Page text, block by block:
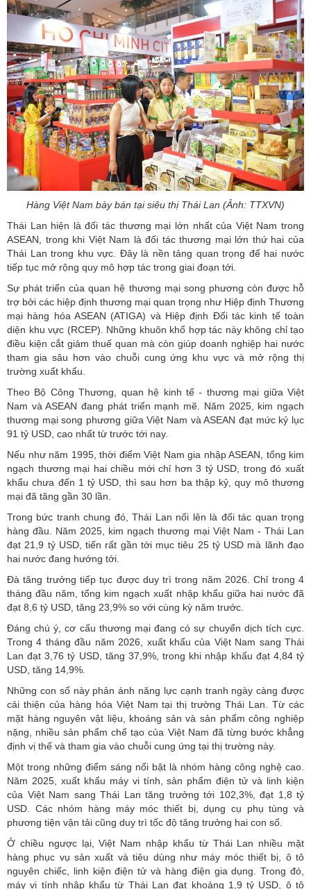
Hàng Việt Nam bày bán tại siêu thị Thái Lan (Ảnh: TTXVN)
Thái Lan hiện là đối tác thương mại lớn nhất của Việt Nam trong
ASEAN, trong khi Việt Nam là đối tác thương mại lớn thứ hai của
Thái Lan trong khu vực. Đây là nền tảng quan trọng để hai nước
tiếp tục mở rộng quy mô hợp tác trong giai đoạn tới.
Sự phát triển của quan hệ thương mại song phương còn được hỗ
trợ bởi các hiệp định thương mại quan trọng như Hiệp định Thương
mại hàng hóa ASEAN (ATIGA) và Hiệp định Đối tác kinh tế toàn
diện khu vực (RCEP). Những khuôn khổ hợp tác này không chỉ tạo
điều kiện cắt giảm thuế quan mà còn giúp doanh nghiệp hai nước
tham gia sâu hơn vào chuỗi cung ứng khu vực và mở rộng thị
trường xuất khẩu.
Theo Bộ Công Thương, quan hệ kinh tế - thương mại giữa Việt
Nam và ASEAN đang phát triển mạnh mẽ. Năm 2025, kim ngạch
thương mại song phương giữa Việt Nam và ASEAN đạt mức kỷ lục
91 tỷ USD, cao nhất từ trước tới nay.
Nếu như năm 1995, thời điểm Việt Nam gia nhập ASEAN, tổng kim
ngạch thương mại hai chiều mới chỉ hơn 3 tỷ USD, trong đó xuất
khẩu chưa đến 1 tỷ USD, thì sau hơn ba thập kỷ, quy mô thương
mại đã tăng gần 30 lần.
Trong bức tranh chung đó, Thái Lan nổi lên là đối tác quan trọng
hàng đầu. Năm 2025, kim ngạch thương mại Việt Nam - Thái Lan
đạt 21,9 tỷ USD, tiến rất gần tới mục tiêu 25 tỷ USD mà lãnh đạo
hai nước đang hướng tới.
Đà tăng trưởng tiếp tục được duy trì trong năm 2026. Chỉ trong 4
tháng đầu năm, tổng kim ngạch xuất nhập khẩu giữa hai nước đã
đạt 8,6 tỷ USD, tăng 23,9% so với cùng kỳ năm trước.
Đáng chú ý, cơ cấu thương mại đang có sự chuyển dịch tích cực.
Trong 4 tháng đầu năm 2026, xuất khẩu của Việt Nam sang Thái
Lan đạt 3,76 tỷ USD, tăng 37,9%, trong khi nhập khẩu đạt 4,84 tỷ
USD, tăng 14,9%.
Những con số này phản ánh năng lực cạnh tranh ngày càng được
cải thiện của hàng hóa Việt Nam tại thị trường Thái Lan. Từ các
mặt hàng nguyên vật liệu, khoáng sản và sản phẩm công nghiệp
nặng, nhiều sản phẩm chế tạo của Việt Nam đã từng bước khẳng
định vị thế và tham gia vào chuỗi cung ứng tại thị trường này.
Một trong những điểm sáng nổi bật là nhóm hàng công nghệ cao.
Năm 2025, xuất khẩu máy vi tính, sản phẩm điện tử và linh kiện
của Việt Nam sang Thái Lan tăng trưởng tới 102,3%, đạt 1,8 tỷ
USD. Các nhóm hàng máy móc thiết bị, dụng cụ phụ tùng và
phương tiện vận tải cũng duy trì tốc độ tăng trưởng hai con số.
Ở chiều ngược lại, Việt Nam nhập khẩu từ Thái Lan nhiều mặt
hàng phục vụ sản xuất và tiêu dùng như máy móc thiết bị, ô tô
nguyên chiếc, linh kiện điện tử và hàng điện gia dụng. Trong đó,
máy vi tính nhập khẩu từ Thái Lan đạt khoảng 1,9 tỷ USD, ô tô